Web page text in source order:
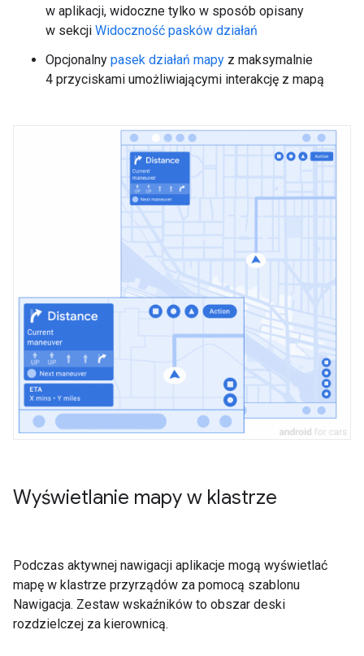
w aplikacji, widoczne tylko w sposób opisany
w sekcji Widoczność pasków działań
Opcjonalny pasek działań mapy z maksymalnie
4 przyciskami umożliwiającymi interakcję z mapą
Wyświetlanie mapy w klastrze
Podczas aktywnej nawigacji aplikacje mogą wyświetlać
mapę w klastrze przyrządów za pomocą szablonu
Nawigacja. Zestaw wskaźników to obszar deski
rozdzielczej za kierownicą.